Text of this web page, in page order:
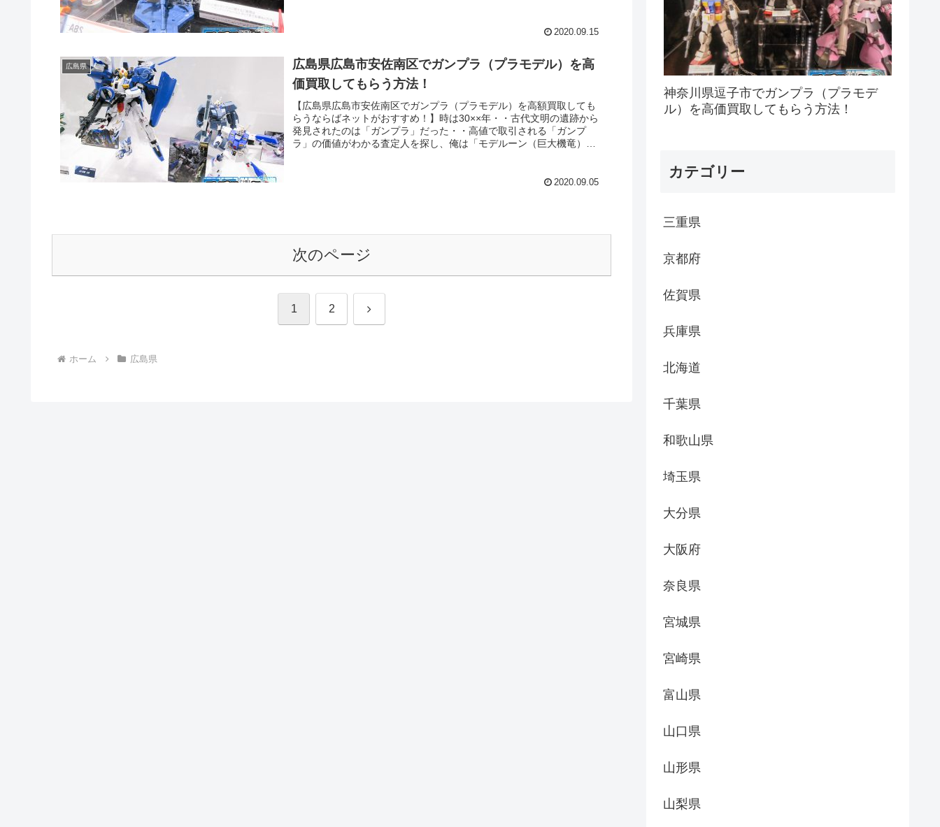
2020.09.15
広島県
広島県広島市安佐南区でガンプラ（プラモデル）を高
価買取してもらう方法！
【広島県広島市安佐南区でガンプラ（プラモデル）を高額買取しても
らうならばネットがおすすめ！】時は30××年・・古代文明の遺跡から
発見されたのは「ガンプラ」だった・・高値で取引される「ガンプ
ラ」の価値がわかる査定人を探し、俺は「モデルーン（巨大機竜）」
2020.09.05
次のページ
1 2 次
ホーム 広島県
神奈川県逗子市でガンプラ（プラモデ
ル）を高価買取してもらう方法！
カテゴリー
三重県
京都府
佐賀県
兵庫県
北海道
千葉県
和歌山県
埼玉県
大分県
大阪府
奈良県
宮城県
宮崎県
富山県
山口県
山形県
山梨県